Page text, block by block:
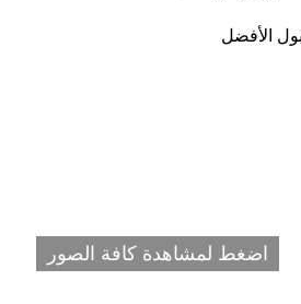
اضغط لمشاهدة كافة الصور